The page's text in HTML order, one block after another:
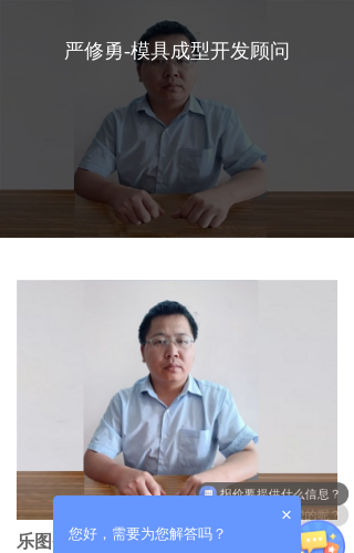
严修勇-模具成型开发顾问
乐图智造科技（苏州）有限公司
报价要提供什么信息？
你们是怎么收费的呢？
×
您好，需要为您解答吗？